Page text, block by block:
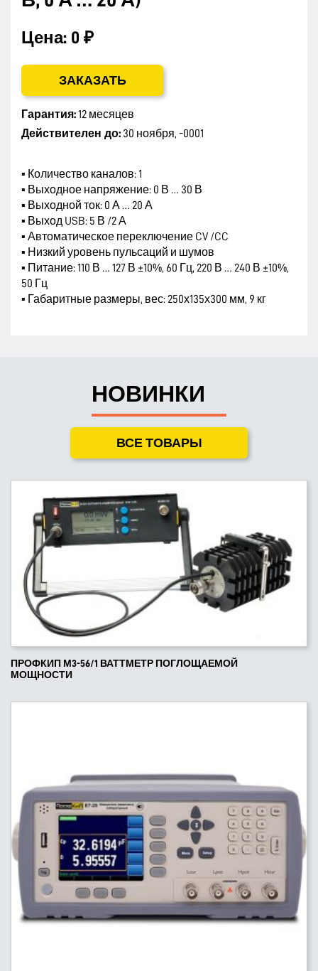
Цена: 0 ₽
ЗАКАЗАТЬ
Гарантия:12 месяцев
Действителен до: 30 ноября, -0001
▪ Количество каналов: 1
▪ Выходное напряжение: 0 В … 30 В
▪ Выходной ток: 0 А … 20 А
▪ Выход USB: 5 В /2 А
▪ Автоматическое переключение CV /CC
▪ Низкий уровень пульсаций и шумов
▪ Питание: 110 В … 127 В ±10%, 60 Гц, 220 В … 240 В ±10%,
50 Гц
▪ Габаритные размеры, вес: 250х135х300 мм, 9 кг
НОВИНКИ
ВСЕ ТОВАРЫ
ПРОФКИП М3-56/1 ВАТТМЕТР ПОГЛОЩАЕМОЙ
МОЩНОСТИ